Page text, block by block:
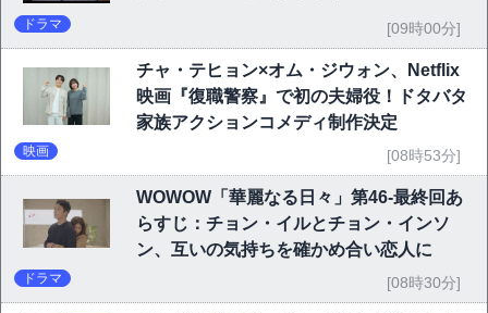
ドラマ [09時00分]
チャ・テヒョン×オム・ジウォン、Netflix
映画『復職警察』で初の夫婦役！ドタバタ
家族アクションコメディ制作決定
映画 [08時53分]
WOWOW「華麗なる日々」第46-最終回あ
らすじ：チョン・イルとチョン・インソ
ン、互いの気持ちを確かめ合い恋人に
ドラマ [08時30分]